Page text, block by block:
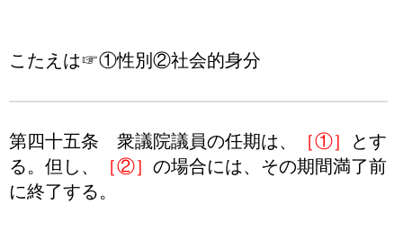
こたえは☞①性別②社会的身分
第四十五条 衆議院議員の任期は、 ［①］
とす
る。但し、
［②］ の場合には、その期間満了前
に終了する。